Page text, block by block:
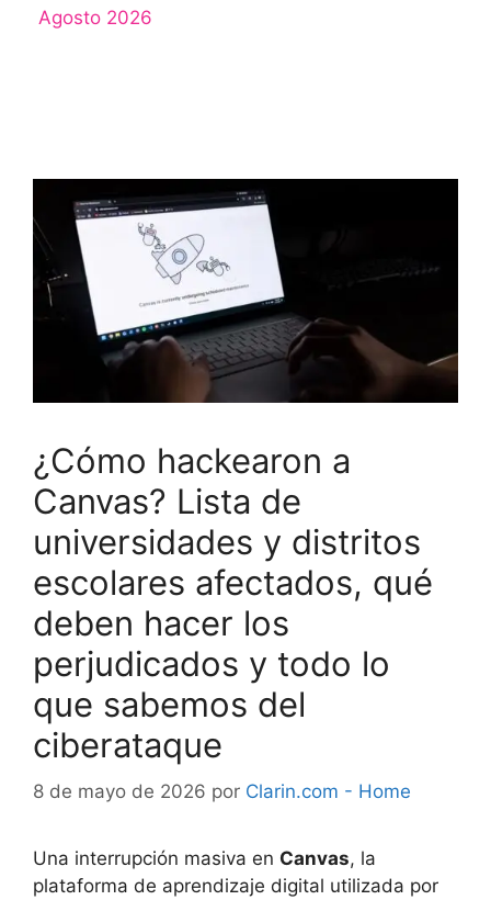
Agosto 2026
¿Cómo hackearon a
Canvas? Lista de
universidades y distritos
escolares afectados, qué
deben hacer los
perjudicados y todo lo
que sabemos del
ciberataque
8 de mayo de 2026 por Clarin.com - Home
Una interrupción masiva en Canvas, la
plataforma de aprendizaje digital utilizada por